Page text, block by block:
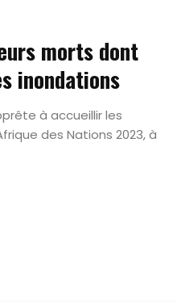
morts dont
inondations
à accueillir les
des Nations 2023, à